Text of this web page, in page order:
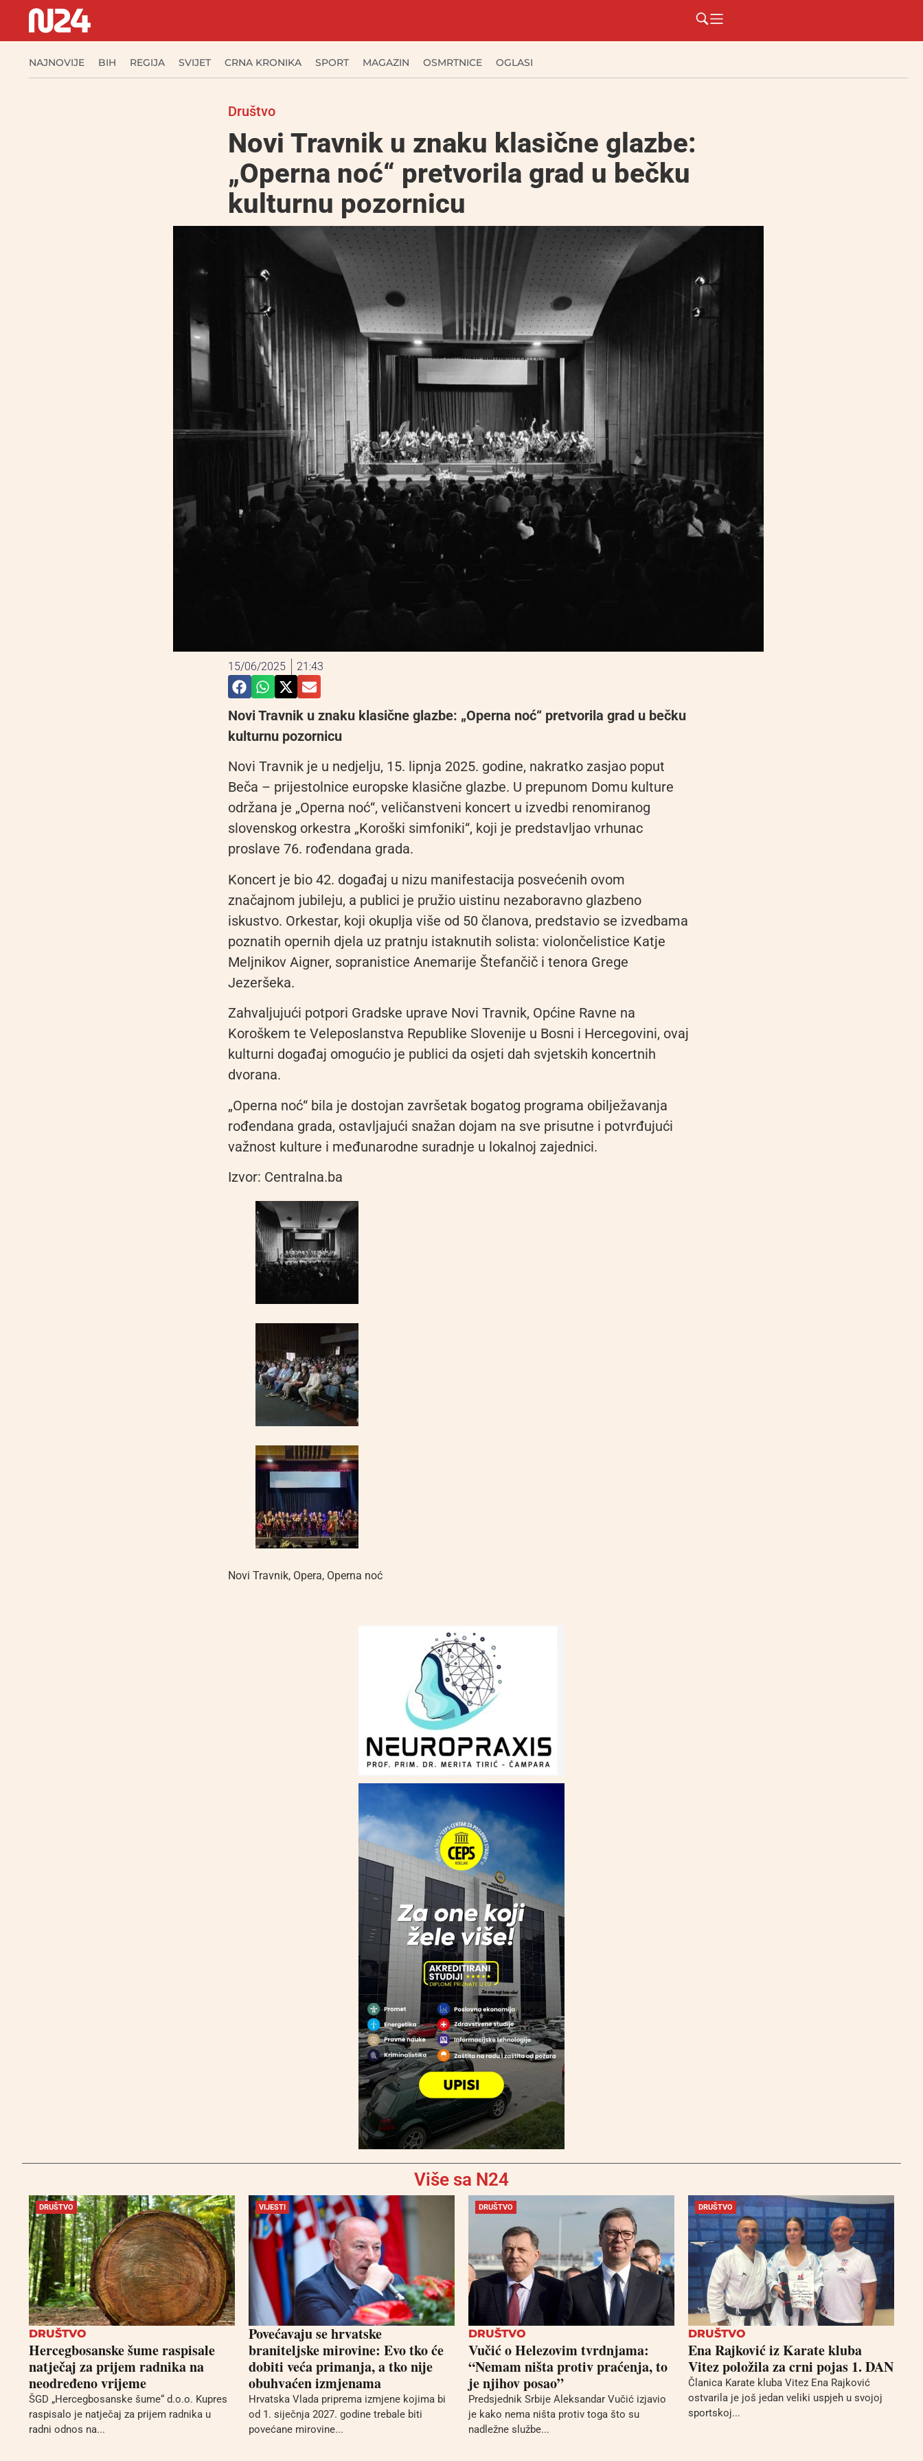
NAJNOVIJE BIH REGIJA SVIJET CRNA KRONIKA SPORT MAGAZIN OSMRTNICE OGLASI
Društvo
Novi Travnik u znaku klasične glazbe:
„Operna noć“ pretvorila grad u bečku
kulturnu pozornicu
15/06/2025 21:43
Novi Travnik u znaku klasične glazbe: „Operna noć“ pretvorila grad u bečku
kulturnu pozornicu
Novi Travnik je u nedjelju, 15. lipnja 2025. godine, nakratko zasjao poput
Beča – prijestolnice europske klasične glazbe. U prepunom Domu kulture
održana je „Operna noć“, veličanstveni koncert u izvedbi renomiranog
slovenskog orkestra „Koroški simfoniki“, koji je predstavljao vrhunac
proslave 76. rođendana grada.
Koncert je bio 42. događaj u nizu manifestacija posvećenih ovom
značajnom jubileju, a publici je pružio uistinu nezaboravno glazbeno
iskustvo. Orkestar, koji okuplja više od 50 članova, predstavio se izvedbama
poznatih opernih djela uz pratnju istaknutih solista: violončelistice Katje
Meljnikov Aigner, sopranistice Anemarije Štefančič i tenora Grege
Jezeršeka.
Zahvaljujući potpori Gradske uprave Novi Travnik, Općine Ravne na
Koroškem te Veleposlanstva Republike Slovenije u Bosni i Hercegovini, ovaj
kulturni događaj omogućio je publici da osjeti dah svjetskih koncertnih
dvorana.
„Operna noć“ bila je dostojan završetak bogatog programa obilježavanja
rođendana grada, ostavljajući snažan dojam na sve prisutne i potvrđujući
važnost kulture i međunarodne suradnje u lokalnoj zajednici.
Izvor: Centralna.ba
Novi Travnik, Opera, Operna noć
Više sa N24
DRUŠTVO
DRUŠTVO
Hercegbosanske šume raspisale
natječaj za prijem radnika na
neodređeno vrijeme
ŠGD „Hercegbosanske šume“ d.o.o. Kupres
raspisalo je natječaj za prijem radnika u
radni odnos na...
VIJESTI
Povećavaju se hrvatske
braniteljske mirovine: Evo tko će
dobiti veća primanja, a tko nije
obuhvaćen izmjenama
Hrvatska Vlada priprema izmjene kojima bi
od 1. siječnja 2027. godine trebale biti
povećane mirovine...
DRUŠTVO
DRUŠTVO
Vučić o Helezovim tvrdnjama:
“Nemam ništa protiv praćenja, to
je njihov posao”
Predsjednik Srbije Aleksandar Vučić izjavio
je kako nema ništa protiv toga što su
nadležne službe...
DRUŠTVO
DRUŠTVO
Ena Rajković iz Karate kluba
Vitez položila za crni pojas 1. DAN
Članica Karate kluba Vitez Ena Rajković
ostvarila je još jedan veliki uspjeh u svojoj
sportskoj...